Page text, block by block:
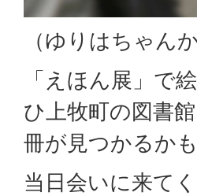
（ゆりはちゃん
「えほん展」で
ひ上牧町の図書
冊が見つかるか
当日会いに来て